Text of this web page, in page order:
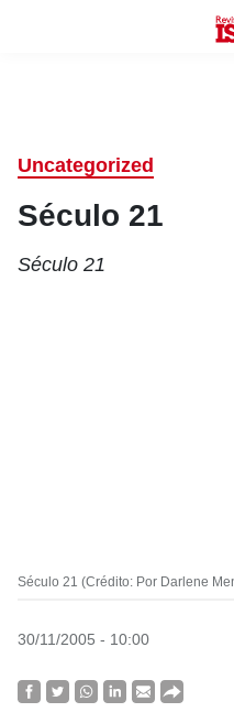
Uncategorized
Século 21
Século 21
Século 21 (Crédito: Por Darlene
30/11/2005 - 10:00